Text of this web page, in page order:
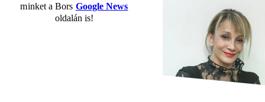
minket a Bors Google News
oldalán is!